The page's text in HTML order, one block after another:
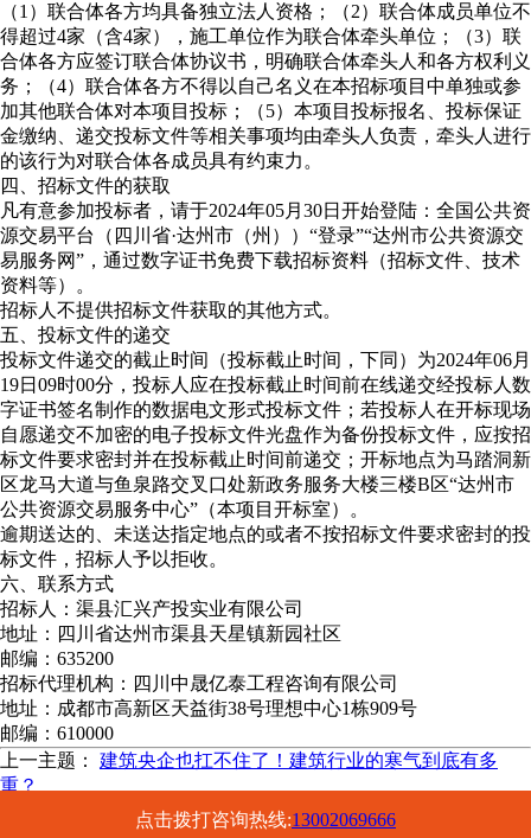
（1）联合体各方均具备独立法人资格；（2）联合体成员单位不
得超过4家（含4家），施工单位作为联合体牵头单位；（3）联
合体各方应签订联合体协议书，明确联合体牵头人和各方权利义
务；（4）联合体各方不得以自己名义在本招标项目中单独或参
加其他联合体对本项目投标；（5）本项目投标报名、投标保证
金缴纳、递交投标文件等相关事项均由牵头人负责，牵头人进行
的该行为对联合体各成员具有约束力。
四、招标文件的获取
凡有意参加投标者，请于2024年05月30日开始登陆：全国公共资
源交易平台（四川省·达州市（州））“登录”“达州市公共资源交
易服务网”，通过数字证书免费下载招标资料（招标文件、技术
资料等）。
招标人不提供招标文件获取的其他方式。
五、投标文件的递交
投标文件递交的截止时间（投标截止时间，下同）为2024年06月
19日09时00分，投标人应在投标截止时间前在线递交经投标人数
字证书签名制作的数据电文形式投标文件；若投标人在开标现场
自愿递交不加密的电子投标文件光盘作为备份投标文件，应按招
标文件要求密封并在投标截止时间前递交；开标地点为马踏洞新
区龙马大道与鱼泉路交叉口处新政务服务大楼三楼B区“达州市
公共资源交易服务中心”（本项目开标室）。
逾期送达的、未送达指定地点的或者不按招标文件要求密封的投
标文件，招标人予以拒收。
六、联系方式
招标人：渠县汇兴产投实业有限公司
地址：四川省达州市渠县天星镇新园社区
邮编：635200
招标代理机构：四川中晟亿泰工程咨询有限公司
地址：成都市高新区天益街38号理想中心1栋909号
邮编：610000
上一主题： 建筑央企也扛不住了！建筑行业的寒气到底有多
重？
超17.5元/方！福建漳州国企近3亿元竞得储量超1900
点击拨打咨询热线:13002069666